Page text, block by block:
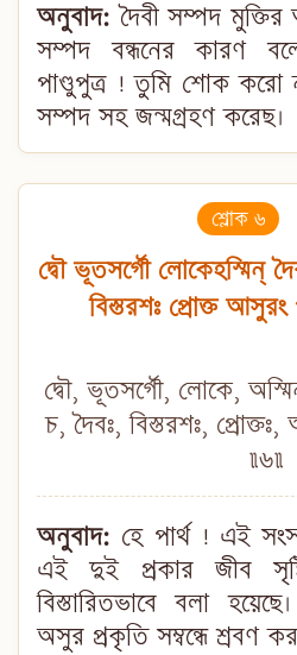
অনুবাদ: দৈবী সম্পদ
সম্পদ বন্ধনের কারণ
পাণ্ডুপুত্র ! তুমি শোক করো
সম্পদ সহ জন্মগ্রহণ করেছ।
শ্লোক ৬
দ্বৌ ভূতসর্গৌ লোকেহস্মিন্
বিস্তরশঃ প্রোক্ত
দ্বৌ, ভূতসর্গৌ, লোকে,
চ, দৈবঃ, বিস্তরশঃ,
॥৬॥
অনুবাদ: হে পার্থ ! এই
এই দুই প্রকার জীব সৃষ্টি
বিস্তারিতভাবে বলা
অসুর প্রকৃতি সম্বন্ধে শ্রবণ